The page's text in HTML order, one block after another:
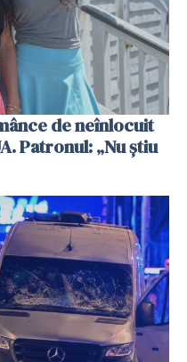
de neînlocuit
Patronul: „Nu știu